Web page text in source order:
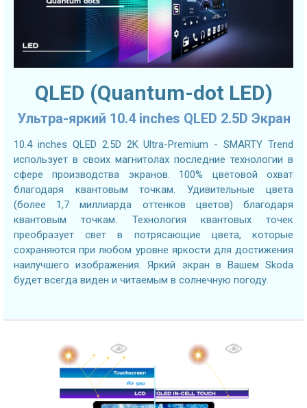
QLED (Quantum-dot LED)
Ультра-яркий 10.4 inches QLED 2.5D Экран
10.4 inches QLED 2.5D 2K Ultra-Premium - SMARTY Trend
использует в своих магнитолах последние технологии в
сфере производства экранов. 100% цветовой охват
благодаря квантовым точкам. Удивительные цвета
(более 1,7 миллиарда оттенков цветов) благодаря
квантовым точкам. Технология квантовых точек
преобразует свет в потрясающие цвета, которые
сохраняются при любом уровне яркости для достижения
наилучшего изображения. Яркий экран в Вашем Skoda
будет всегда виден и читаемым в солнечную погоду.